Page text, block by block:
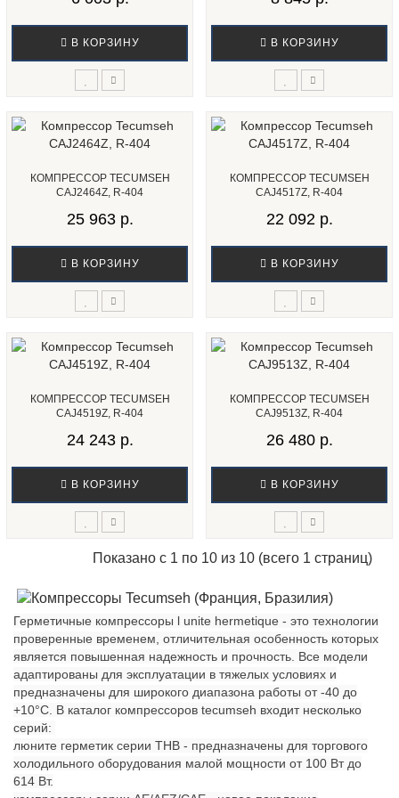
В КОРЗИНУ В КОРЗИНУ
КОМПРЕССОР TECUMSEH
CAJ2464Z, R-404
25 963 р.
В КОРЗИНУ
КОМПРЕССОР TECUMSEH
CAJ4517Z, R-404
22 092 р.
В КОРЗИНУ
КОМПРЕССОР TECUMSEH
CAJ4519Z, R-404
24 243 р.
В КОРЗИНУ
КОМПРЕССОР TECUMSEH
CAJ9513Z, R-404
26 480 р.
В КОРЗИНУ
Показано с 1 по 10 из 10 (всего 1 страниц)
Герметичные компрессоры l unite hermetique - это технологии
проверенные временем, отличительная особенность которых
является повышенная надежность и прочность. Все модели
адаптированы для эксплуатации в тяжелых условиях и
предназначены для широкого диапазона работы от -40 до
+10°C. В каталог компрессоров tecumseh входит несколько
серий:
люните герметик серии ТНB - предназначены для торгового
холодильного оборудования малой мощности от 100 Вт до
614 Вт.